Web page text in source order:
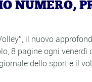
NUMERO,
il nuovo
8 pagine ogni
dello sport e il